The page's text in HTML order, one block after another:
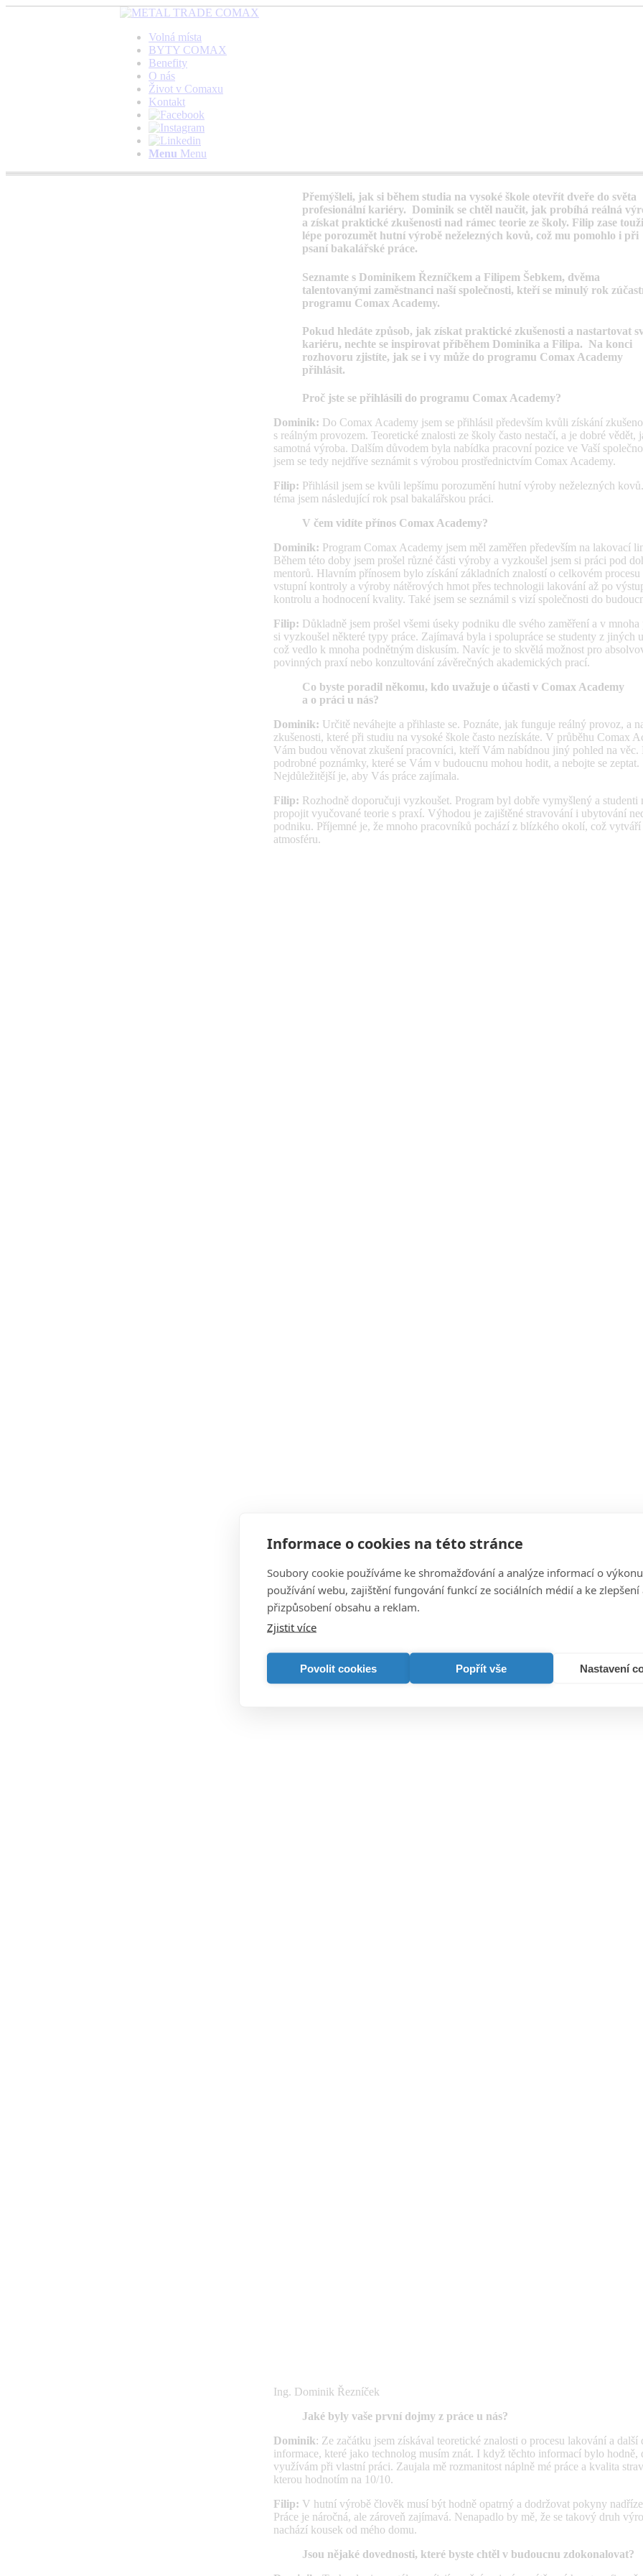
Volná místa
BYTY COMAX
Benefity
O nás
Život v Comaxu
Kontakt
Menu Menu
Přemýšleli, jak si během studia na vysoké škole otevřít dveře do světa
profesionální kariéry. Dominik se chtěl naučit, jak probíhá reálná
a získat praktické zkušenosti nad rámec teorie ze školy. Filip zase
lépe porozumět hutní výrobě neželezných kovů, což mu pomohlo i při
psaní bakalářské práce.
Seznamte s Dominikem Řezníčkem a Filipem Šebkem, dvěma
talentovanými zaměstnanci naší společnosti, kteří se minulý rok
programu Comax Academy.
Pokud hledáte způsob, jak získat praktické zkušenosti a nastartovat
kariéru, nechte se inspirovat příběhem Dominika a Filipa. Na konci
rozhovoru zjistíte, jak se i vy může do programu Comax Academy
přihlásit.
Proč jste se přihlásili do programu Comax Academy?
Dominik: Do Comax Academy jsem se přihlásil především kvůli získání
s reálným provozem. Teoretické znalosti ze školy často nestačí, a je dobré vědět,
samotná výroba. Dalším důvodem byla nabídka pracovní pozice ve Vaší
jsem se tedy nejdříve seznámit s výrobou prostřednictvím Comax Academy.
Filip: Přihlásil jsem se kvůli lepšímu porozumění hutní výroby neželezných
téma jsem následující rok psal bakalářskou práci.
V čem vidíte přínos Comax Academy?
Dominik: Program Comax Academy jsem měl zaměřen především na lakovací
Během této doby jsem prošel různé části výroby a vyzkoušel jsem si práci pod
mentorů. Hlavním přínosem bylo získání základních znalostí o celkovém
vstupní kontroly a výroby nátěrových hmot přes technologii lakování až po
kontrolu a hodnocení kvality. Také jsem se seznámil s vizí společnosti do
Filip: Důkladně jsem prošel všemi úseky podniku dle svého zaměření a v mnoha
si vyzkoušel některé typy práce. Zajímavá byla i spolupráce se studenty z jiných
což vedlo k mnoha podnětným diskusím. Navíc je to skvělá možnost pro
povinných praxí nebo konzultování závěrečných akademických prací.
Co byste poradil někomu, kdo uvažuje o účasti v Comax Academy
a o práci u nás?
Dominik: Určitě neváhejte a přihlaste se. Poznáte, jak funguje reálný provoz, a
zkušenosti, které při studiu na vysoké škole často nezískáte. V průběhu Comax
Vám budou věnovat zkušení pracovníci, kteří Vám nabídnou jiný pohled na věc.
podrobné poznámky, které se Vám v budoucnu mohou hodit, a nebojte se zeptat.
Nejdůležitější je, aby Vás práce zajímala.
Filip: Rozhodně doporučuji vyzkoušet. Program byl dobře vymyšlený a studenti
propojit vyučované teorie s praxí. Výhodou je zajištěné stravování i ubytování
podniku. Příjemné je, že mnoho pracovníků pochází z blízkého okolí, což
atmosféru.
Bc. Filip Šebek
Ing. Dominik Řezníček
Jaké byly vaše první dojmy z práce u nás?
Dominik: Ze začátku jsem získával teoretické znalosti o procesu lakování a další
informace, které jako technolog musím znát. I když těchto informací bylo hodně,
využívám při vlastní práci. Zaujala mě rozmanitost náplně mé práce a kvalita
kterou hodnotím na 10/10.
Filip: V hutní výrobě člověk musí být hodně opatrný a dodržovat pokyny
Práce je náročná, ale zároveň zajímavá. Nenapadlo by mě, že se takový druh
nachází kousek od mého domu.
Jsou nějaké dovednosti, které byste chtěl v budoucnu zdokonalovat?
Informace o cookies na této stránce
Soubory cookie používáme ke shromažďování a analýze informací o
používání webu, zajištění fungování funkcí ze sociálních médií a ke zlepšení
přizpůsobení obsahu a reklam.
Zjistit více
Povolit cookies Popřít vše Nastavení